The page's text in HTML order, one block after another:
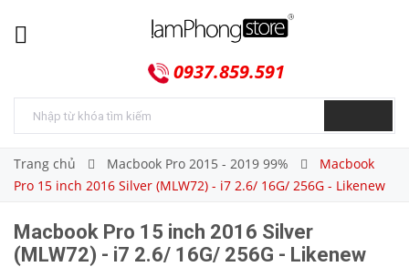
0937.859.591
Trang chủ Macbook Pro 2015 - 2019 99%
Macbook
Pro 15 inch 2016 Silver (MLW72) - i7 2.6/ 16G/ 256G - Likenew
Macbook Pro 15 inch 2016 Silver
(MLW72) - i7 2.6/ 16G/ 256G - Likenew